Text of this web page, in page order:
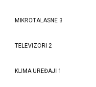
MIKROTALASNE 3
TELEVIZORI 2
KLIMA UREĐAJI 1